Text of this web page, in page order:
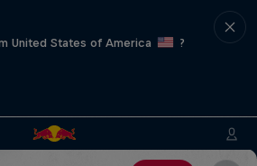
United States of America
?